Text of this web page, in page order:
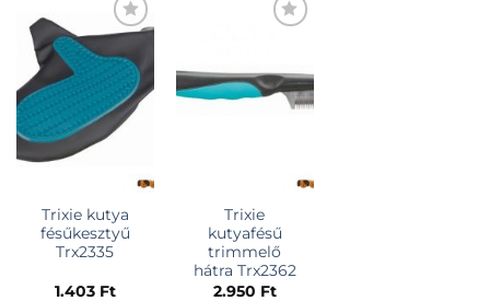
KEDVENCEKHEZ
Trixie kutya
fésűkesztyű
Trx2335
1.403 Ft
Trixie
kutyafésű
trimmelő
hátra Trx2362
2.950 Ft